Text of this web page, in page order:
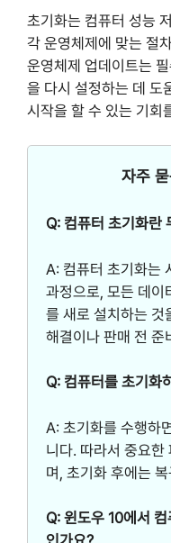
초기화는 컴퓨터 성능
각 운영체제에 맞는 절
운영체제 업데이트는
을 다시 설정하는 데 도
시작을 할 수 있는 기회
자주
Q: 컴퓨터 초기화란
A: 컴퓨터 초기화는
과정으로, 모든 데이
를 새로 설치하는 것
해결이나 판매 전 준
Q: 컴퓨터를 초기화
A: 초기화를 수행하
니다. 따라서 중요한
며, 초기화 후에는
Q: 윈도우 10에서